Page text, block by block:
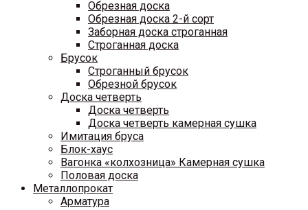
Обрезная доска
Обрезная доска 2-й сорт
Заборная доска строганная
Строганная доска
Брусок
Строганный брусок
Обрезной брусок
Доска четверть
Доска четверть
Доска четверть камерная сушка
Имитация бруса
Блок-хаус
Вагонка «колхозница» Камерная сушка
Половая доска
Металлопрокат
Арматура